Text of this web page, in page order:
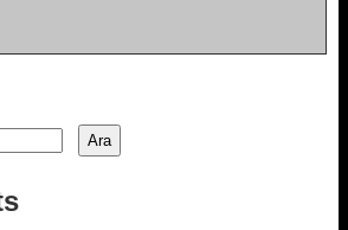
Ara